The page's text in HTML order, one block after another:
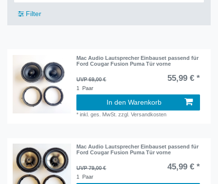
Filter
Mac Audio Lautsprecher Einbauset passend für
Ford Cougar Fusion Puma Tür vorne
UVP 69,00 € 55,99 € *
1 Paar
In den Warenkorb
*inkl. ges. MwSt. zzgl.Versandkosten
Mac Audio Lautsprecher Einbauset passend für
Ford Cougar Fusion Puma Tür vorne
UVP 79,00 € 45,99 € *
1 Paar